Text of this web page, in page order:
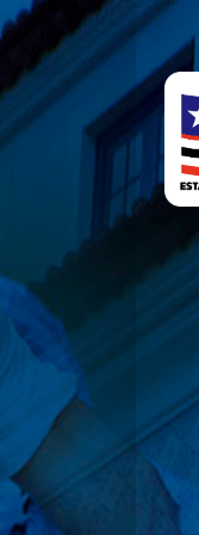
conteúdo
menu